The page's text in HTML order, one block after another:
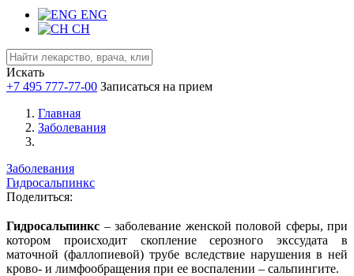
ENG
CH
Искать
+7 495 777-77-00 Записаться на прием
Главная
Заболевания
Заболевания
Гидросальпинкс
Поделиться:
Гидросальпинкс – заболевание женской половой сферы, при
котором происходит скопление серозного экссудата в
маточной (фаллопиевой) трубе вследствие нарушения в ней
крово- и лимфообращения при ее воспалении – сальпингите.